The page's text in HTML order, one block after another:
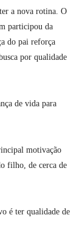
a nova rotina. O
participou da
do pai reforça
por qualidade
de vida para
motivação
filho, de cerca de
é ter qualidade de